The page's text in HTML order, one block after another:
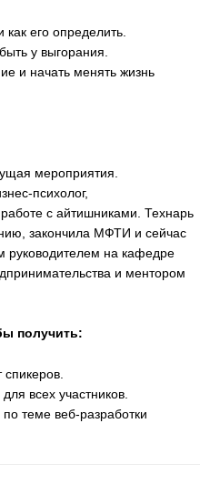
его определить.
у выгорания.
и начать менять жизнь
мероприятия.
психолог,
с айтишниками. Технарь
закончила МФТИ и сейчас
руководителем на кафедре
и ментором
получить:
всех участников.
теме веб-разработки